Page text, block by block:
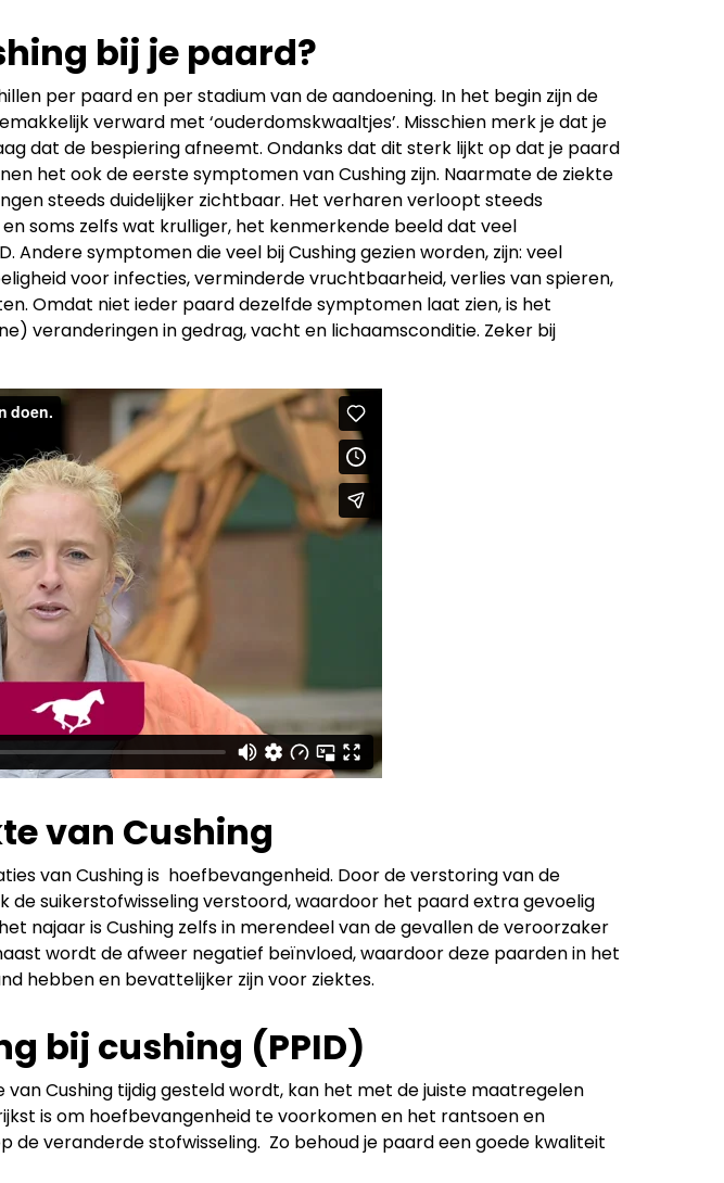
bij je paard?
per paard en per stadium van de aandoening. In het begin zijn de
verward met ‘ouderdomskwaaltjes’. Misschien merk je dat je
dat de bespiering afneemt. Ondanks dat dit sterk lijkt op dat je paard
het ook de eerste symptomen van Cushing zijn. Naarmate de ziekte
steeds duidelijker zichtbaar. Het verharen verloopt steeds
soms zelfs wat krulliger, het kenmerkende beeld dat veel
Andere symptomen die veel bij Cushing gezien worden, zijn: veel
voor infecties, verminderde vruchtbaarheid, verlies van spieren,
Omdat niet ieder paard dezelfde symptomen laat zien, is het
veranderingen in gedrag, vacht en lichaamsconditie. Zeker bij
van Cushing
van Cushing is hoefbevangenheid. Door de verstoring van de
de suikerstofwisseling verstoord, waardoor het paard extra gevoelig
najaar is Cushing zelfs in merendeel van de gevallen de veroorzaker
wordt de afweer negatief beïnvloed, waardoor deze paarden in het
hebben en bevattelijker zijn voor ziektes.
bij cushing (PPID)
van Cushing tijdig gesteld wordt, kan het met de juiste maatregelen
is om hoefbevangenheid te voorkomen en het rantsoen en
veranderde stofwisseling. Zo behoud je paard een goede kwaliteit